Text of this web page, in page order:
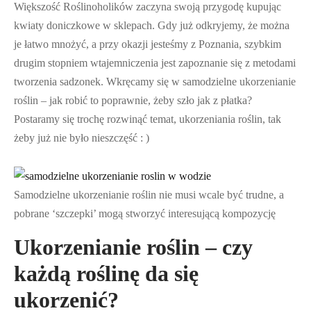
Większość Roślinoholików zaczyna swoją przygodę kupując
kwiaty doniczkowe w sklepach. Gdy już odkryjemy, że można
je łatwo mnożyć, a przy okazji jesteśmy z Poznania, szybkim
drugim stopniem wtajemniczenia jest zapoznanie się z metodami
tworzenia sadzonek. Wkręcamy się w samodzielne ukorzenianie
roślin – jak robić to poprawnie, żeby szło jak z płatka?
Postaramy się trochę rozwinąć temat, ukorzeniania roślin, tak
żeby już nie było nieszczęść : )
Samodzielne ukorzenianie roślin nie musi wcale być trudne, a
pobrane ‘szczepki’ mogą stworzyć interesującą kompozycję
Ukorzenianie roślin – czy
każdą roślinę da się
ukorzenić?